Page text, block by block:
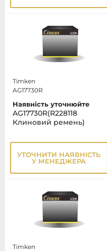
Timken
AG17730R
Наявність уточнюйте
AG17730R(R228118
Клиновий ремень)
УТОЧНИТИ НАЯВНІСТЬ
У МЕНЕДЖЕРА
Timken